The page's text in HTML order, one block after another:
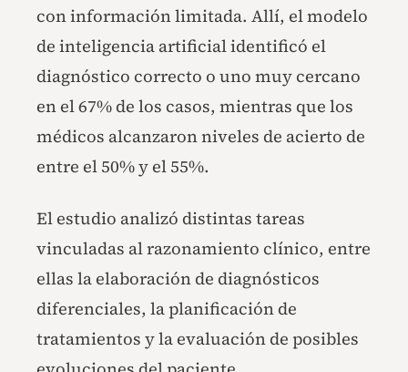
con información limitada. Allí, el modelo
de inteligencia artificial identificó el
diagnóstico correcto o uno muy cercano
en el 67% de los casos, mientras que los
médicos alcanzaron niveles de acierto de
entre el 50% y el 55%.
El estudio analizó distintas tareas
vinculadas al razonamiento clínico, entre
ellas la elaboración de diagnósticos
diferenciales, la planificación de
tratamientos y la evaluación de posibles